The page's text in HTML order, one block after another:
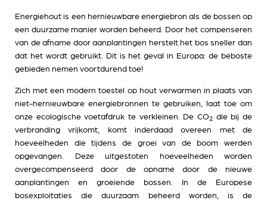
Energiehout is een hernieuwbare energiebron als de bossen op
een duurzame manier worden beheerd. Door het compenseren
van de afname door aanplantingen herstelt het bos sneller dan
dat het wordt gebruikt. Dit is het geval in Europa: de beboste
gebieden nemen voortdurend toe!
Zich met een modern toestel op hout verwarmen in plaats van
niet-hernieuwbare energiebronnen te gebruiken, laat toe om
onze ecologische voetafdruk te verkleinen. De CO2 die bij de
verbranding vrijkomt, komt inderdaad overeen met de
hoeveelheden die tijdens de groei van de boom werden
opgevangen. Deze uitgestoten hoeveelheden worden
overgecompenseerd door de opname door de nieuwe
aanplantingen en groeiende bossen. In de Europese
bosexploitaties die duurzaam beheerd worden, is de